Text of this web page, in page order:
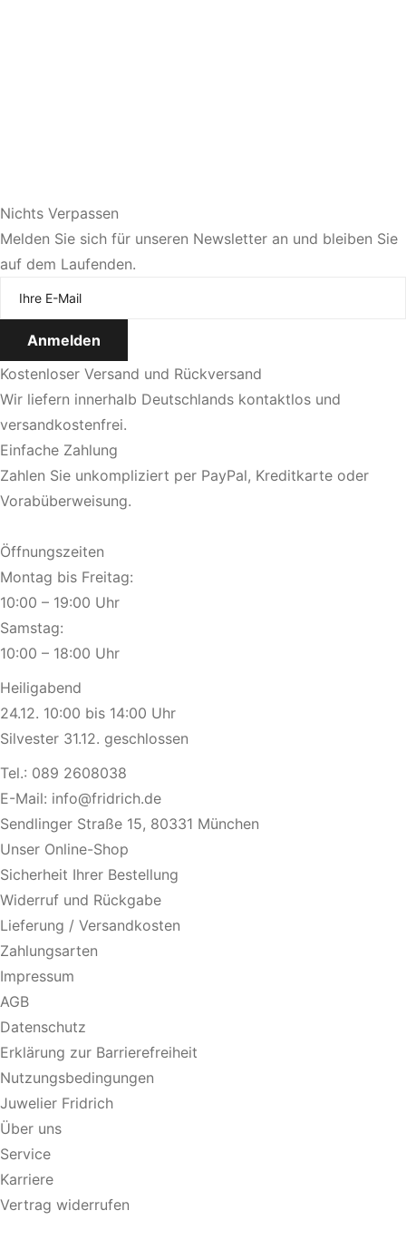
Sie bevorzugen eine persönliche Beratung?
Jetzt Termin vereinbaren
Nichts Verpassen
Melden Sie sich für unseren Newsletter an und bleiben Sie
auf dem Laufenden.
Kostenloser Versand und Rückversand
Wir liefern innerhalb Deutschlands kontaktlos und
versandkostenfrei.
Einfache Zahlung
Zahlen Sie unkompliziert per PayPal, Kreditkarte oder
Vorabüberweisung.
Öffnungszeiten
Montag bis Freitag:
10:00 – 19:00 Uhr
Samstag:
10:00 – 18:00 Uhr
Heiligabend
24.12. 10:00 bis 14:00 Uhr
Silvester 31.12. geschlossen
Tel.: 089 2608038
E-Mail: info@fridrich.de
Sendlinger Straße 15, 80331 München
Unser Online-Shop
Sicherheit Ihrer Bestellung
Widerruf und Rückgabe
Lieferung / Versandkosten
Zahlungsarten
Impressum
AGB
Datenschutz
Erklärung zur Barrierefreiheit
Nutzungsbedingungen
Juwelier Fridrich
Über uns
Service
Karriere
Vertrag widerrufen